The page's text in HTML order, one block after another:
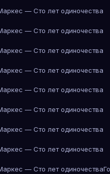
— Сто лет одиночества
— Сто лет одиночества
— Сто лет одиночества
— Сто лет одиночества
— Сто лет одиночества
— Сто лет одиночества
— Сто лет одиночества
— Сто лет одиночества
— Сто лет одиночества